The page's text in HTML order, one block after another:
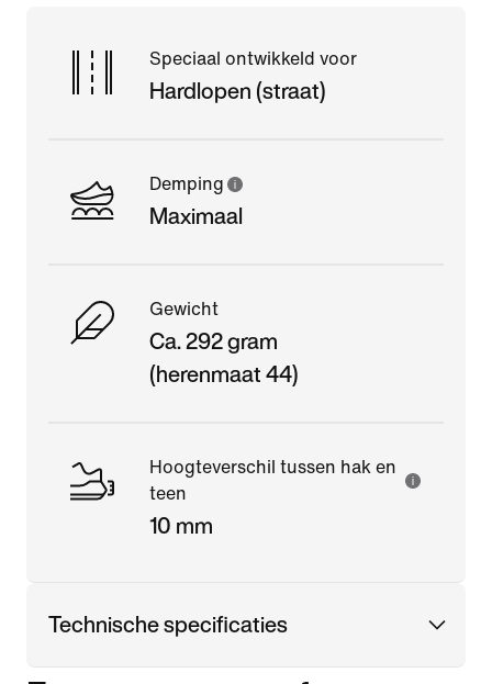
Speciaal ontwikkeld voor
Hardlopen (straat)
Demping
Maximaal
Gewicht
Ca. 292 gram
(herenmaat 44)
Hoogteverschil tussen hak en
teen
10 mm
Technische specificaties